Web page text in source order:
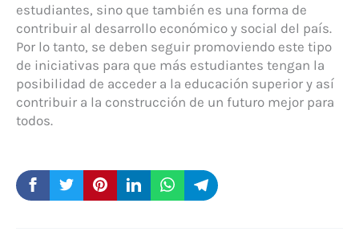
estudiantes, sino que también es una forma de
contribuir al desarrollo económico y social del país.
Por lo tanto, se deben seguir promoviendo este tipo
de iniciativas para que más estudiantes tengan la
posibilidad de acceder a la educación superior y así
contribuir a la construcción de un futuro mejor para
todos.